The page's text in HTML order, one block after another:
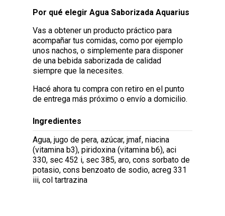
Por qué elegir Agua Saborizada Aquarius
Vas a obtener un producto práctico para
acompañar tus comidas, como por ejemplo
unos nachos, o simplemente para disponer
de una bebida saborizada de calidad
siempre que la necesites.
Hacé ahora tu compra con retiro en el punto
de entrega más próximo o envío a domicilio.
Ingredientes
Agua, jugo de pera, azúcar, jmaf, niacina
(vitamina b3), piridoxina (vitamina b6), aci
330, sec 452 i, sec 385, aro, cons sorbato de
potasio, cons benzoato de sodio, acreg 331
iii, col tartrazina